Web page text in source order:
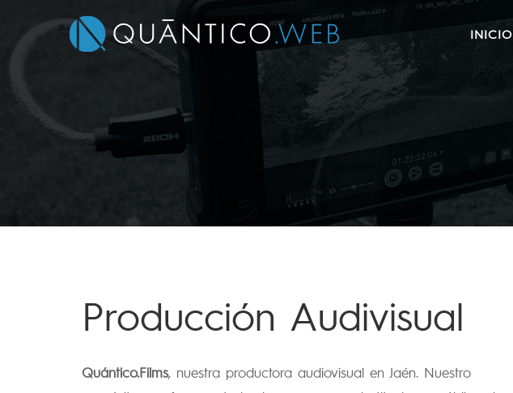
INICIO
Producción Audivisual
Quántico.Films, nuestra productora audiovisual en Jaén. Nuestro